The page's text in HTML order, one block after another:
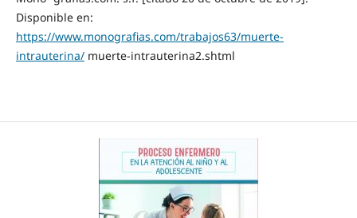
Disponible en:
https://www.monografias.com/trabajos63/muerte-
intrauterina/muerte-intrauterina2.shtml